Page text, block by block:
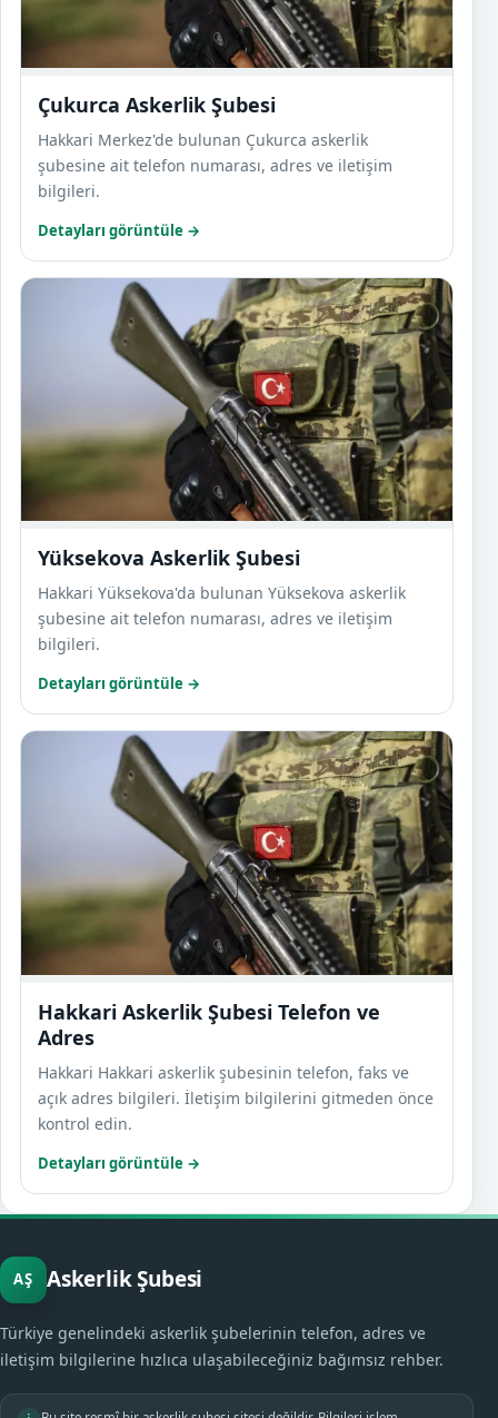
Çukurca Askerlik Şubesi
Hakkari Merkez'de bulunan Çukurca askerlik
şubesine ait telefon numarası, adres ve iletişim
bilgileri.
Detayları görüntüle →
Yüksekova Askerlik Şubesi
Hakkari Yüksekova'da bulunan Yüksekova askerlik
şubesine ait telefon numarası, adres ve iletişim
bilgileri.
Detayları görüntüle →
Hakkari Askerlik Şubesi Telefon ve
Adres
Hakkari Hakkari askerlik şubesinin telefon, faks ve
açık adres bilgileri. İletişim bilgilerini gitmeden önce
kontrol edin.
Detayları görüntüle →
AŞ Askerlik Şubesi
Türkiye genelindeki askerlik şubelerinin telefon, adres ve
iletişim bilgilerine hızlıca ulaşabileceğiniz bağımsız rehber.